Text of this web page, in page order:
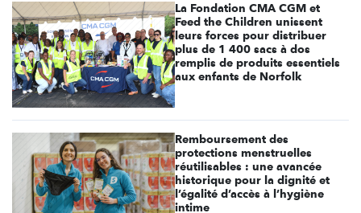
La Fondation CMA CGM et
Feed the Children unissent
leurs forces pour distribuer
plus de 1 400 sacs à dos
remplis de produits essentiels
aux enfants de Norfolk
Remboursement des
protections menstruelles
réutilisables : une avancée
historique pour la dignité et
l’égalité d’accès à l’hygiène
intime